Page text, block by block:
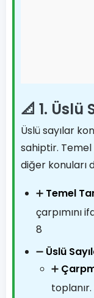
📐 1. Üslü
Üslü sayılar
sahiptir. Temel
diğer konuları
➕ Temel
çarpımını
8
➖ Üslü
➕